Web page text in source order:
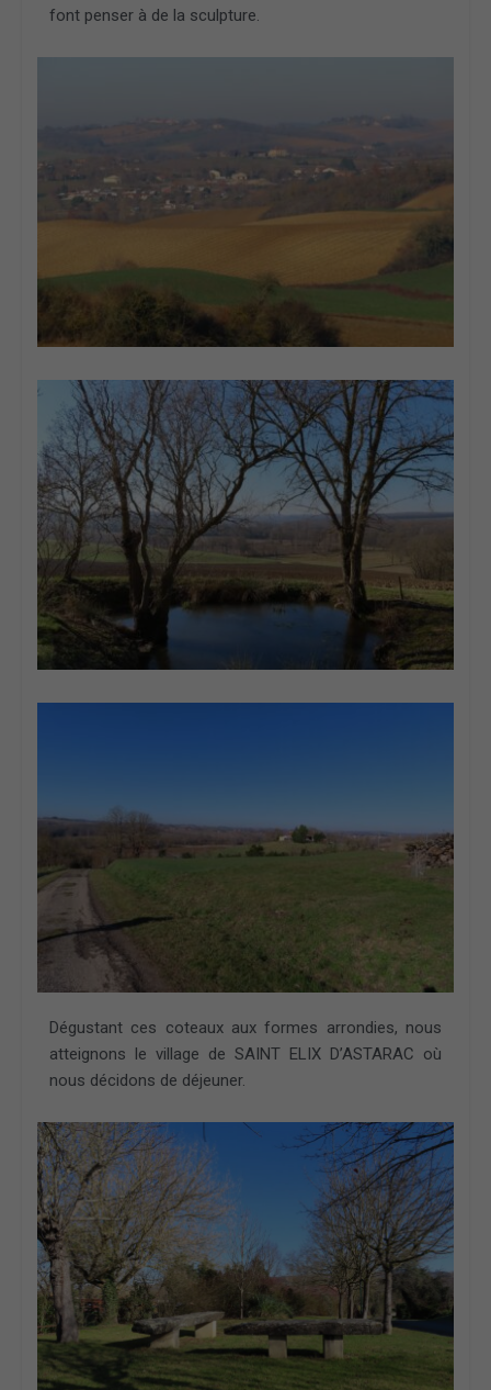
font penser à de la sculpture.
Dégustant ces coteaux aux formes arrondies, nous
atteignons le village de SAINT ELIX D’ASTARAC où
nous décidons de déjeuner.